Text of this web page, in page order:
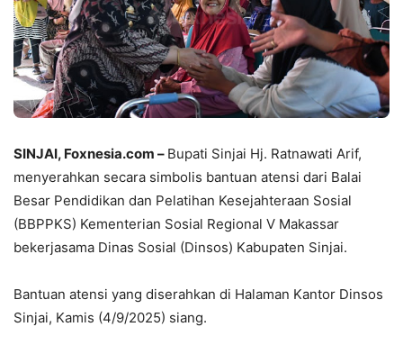
SINJAI, Foxnesia.com – Bupati Sinjai Hj. Ratnawati Arif,
menyerahkan secara simbolis bantuan atensi dari Balai
Besar Pendidikan dan Pelatihan Kesejahteraan Sosial
(BBPPKS) Kementerian Sosial Regional V Makassar
bekerjasama Dinas Sosial (Dinsos) Kabupaten Sinjai.
Bantuan atensi yang diserahkan di Halaman Kantor Dinsos
Sinjai, Kamis (4/9/2025) siang.